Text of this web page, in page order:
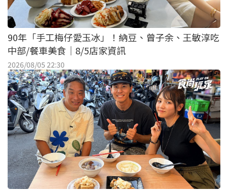
90年「手工梅仔愛玉冰」！納豆、曾子余、王敏淳吃
中部/餐車美食｜8/5店家資訊
2026/08/05 22:30